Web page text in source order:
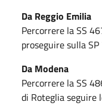
Da Reggio Emilia
Percorrere la SS
proseguire sulla
Da Modena
Percorrere la SS
di Roteglia seguire